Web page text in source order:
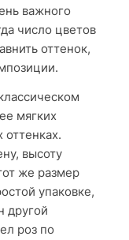
важного
число цветов
оттенок,
мягких
высоту
же размер
упаковке,
другой
роз по